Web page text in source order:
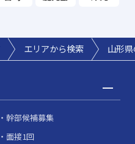
エリアから検索 山形
幹部候補募集
面接1回